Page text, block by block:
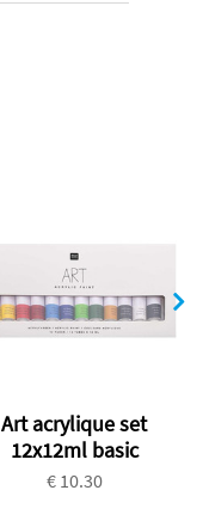
Art acrylique set
12x12ml basic
€ 10.30